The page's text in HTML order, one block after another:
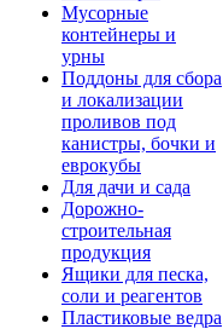
Мусорные
контейнеры и
урны
Поддоны для сбора
и локализации
проливов под
канистры, бочки и
еврокубы
Для дачи и сада
Дорожно-
строительная
продукция
Ящики для песка,
соли и реагентов
Пластиковые ведра